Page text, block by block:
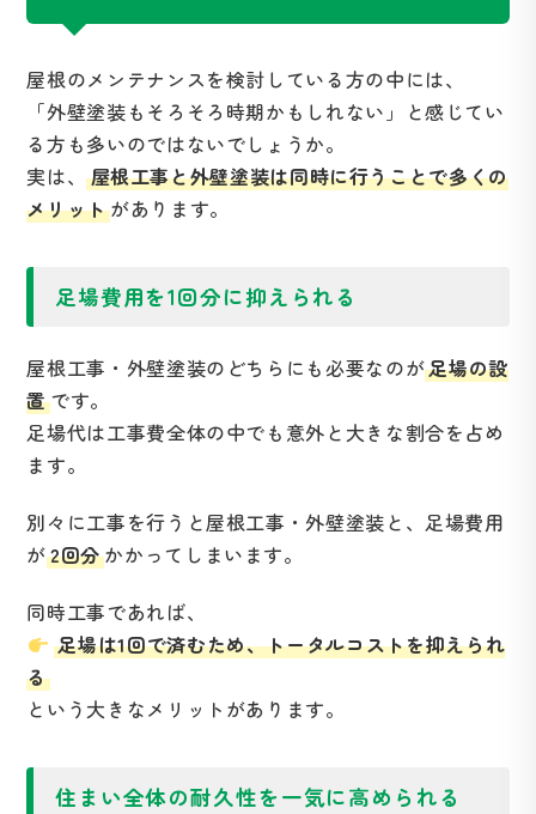
屋根のメンテナンスを検討している方の中には、
「外壁塗装もそろそろ時期かもしれない」と感じてい
る方も多いのではないでしょうか。
実は、屋根工事と外壁塗装は同時に行うことで多くの
メリットがあります。
足場費用を1回分に抑えられる
屋根工事・外壁塗装のどちらにも必要なのが足場の設
置です。
足場代は工事費全体の中でも意外と大きな割合を占め
ます。
別々に工事を行うと屋根工事・外壁塗装と、足場費用
が2回分かかってしまいます。
同時工事であれば、
足場は1回で済むため、トータルコストを抑えられ
る
という大きなメリットがあります。
住まい全体の耐久性を一気に高められる